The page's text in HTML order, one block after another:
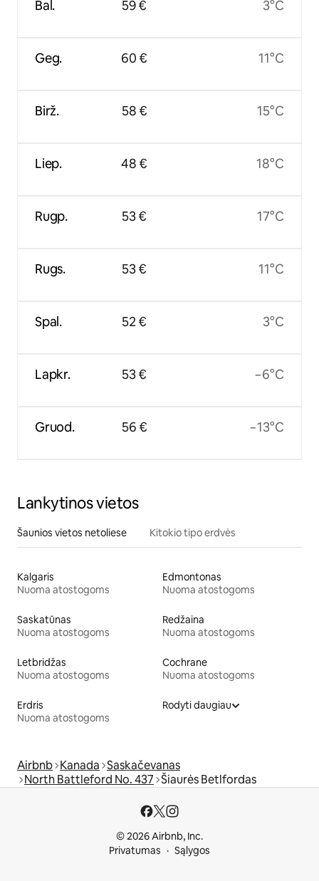
Bal.
Geg.
Birž.
Liep.
Rugp.
Rugs.
Spal.
Lapkr.
Gruod.
59 €
60 €
58 €
48 €
53 €
53 €
52 €
53 €
56 €
3°C
11°C
15°C
18°C
17°C
11°C
3°C
−6°C
−13°C
Lankytinos vietos
Šaunios vietos netoliese Kitokio tipo erdvės
Kalgaris
Nuoma atostogoms
Edmontonas
Nuoma atostogoms
Saskatūnas
Nuoma atostogoms
Redžaina
Nuoma atostogoms
Letbridžas
Nuoma atostogoms
Cochrane
Nuoma atostogoms
Erdris
Nuoma atostogoms
Rodyti daugiau
Airbnb Kanada Saskačevanas
North Battleford No. 437 Šiaurės Betlfordas
© 2026 Airbnb, Inc.
Privatumas
Sąlygos